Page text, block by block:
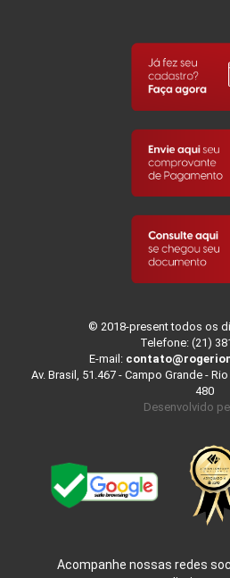
© 2018-present todos os
Telefone: (21)
E-mail:
Av. Brasil, 51.467 - Campo Grande -
480
Desenvolvido
Acompanhe nossas redes